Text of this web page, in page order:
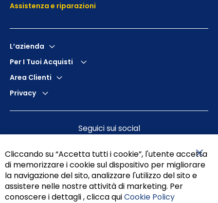
Assistenza e riparazioni
L’azienda
Per I Tuoi Acquisti
Area Clienti
Privacy
Seguici sui social
Cliccando su “Accetta tutti i cookie”, l'utente accetta
di memorizzare i cookie sul dispositivo per migliorare
la navigazione del sito, analizzare l'utilizzo del sito e
assistere nelle nostre attività di marketing. Per
conoscere i dettagli , clicca quiCookie Policy